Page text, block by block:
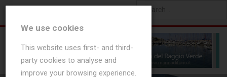
Type 2 or more characters
for results.
We use cookies
This website uses first- and third-
party cookies to analyse and
improve your browsing experience.